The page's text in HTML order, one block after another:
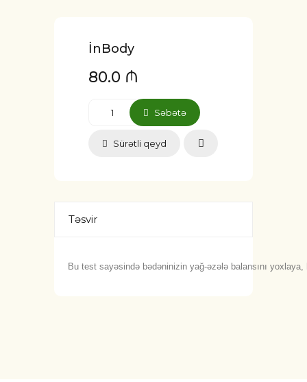
İnBody
80.0 ₼
Səbətə
Sürətli qeyd
Təsvir
Bu test sayəsində bədəninizin yağ-əzələ balansını